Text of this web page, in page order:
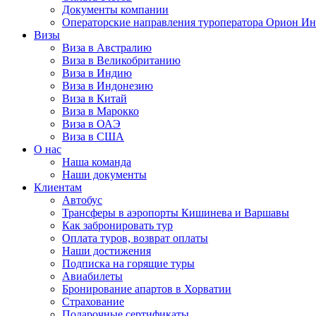
Документы компании
Операторские направления туроператора Орион
Визы
Виза в Австралию
Виза в Великобританию
Виза в Индию
Виза в Индонезию
Виза в Китай
Виза в Марокко
Виза в ОАЭ
Виза в США
О нас
Наша команда
Наши документы
Клиентам
Автобус
Трансферы в аэропорты Кишинева и Варшавы
Как забронировать тур
Оплата туров, возврат оплаты
Наши достижения
Подписка на горящие туры
Авиабилеты
Бронирование апартов в Хорватии
Страхование